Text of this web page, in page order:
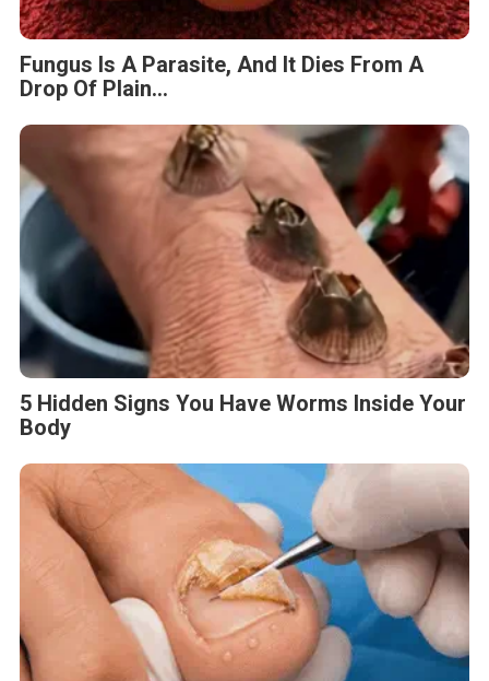
Fungus Is A Parasite, And It Dies From A
Drop Of Plain...
5 Hidden Signs You Have Worms Inside Your
Body